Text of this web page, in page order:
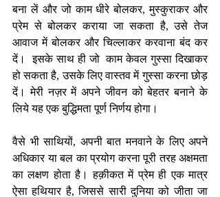
बना लें और जो काम धीरे बोलकर, मुस्कुराकर और
प्रेम से बोलकर कराया जा सकता है, उसे तेज
आवाज में बोलकर और चिल्लाकर करवाना बंद कर
दें।  इसके साथ ही जो  काम केवल गुस्सा दिखाकर
हो सकता है, उसके लिए वास्तव में गुस्सा करना छोड़
दें। मेरी नज़र में अपने जीवन को बेहतर बनाने के
लिये यह एक बुद्धिमता पूर्ण निर्णय होगा।
वैसे भी साथियों, अपनी बात मनवाने के लिए अपने
अधिकार या बल का प्रयोग करना पूरी तरह अक्षमता
का लक्षण होता है। हक़ीकत में प्रेम ही एक मात्र
ऐसा हथियार है, जिससे सारी दुनिया को जीता जा